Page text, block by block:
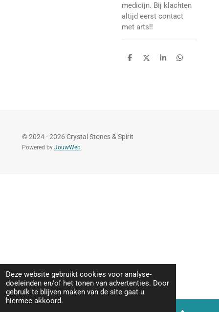
Deze website gebruikt cookies voor analyse-
doeleinden en/of het tonen van advertenties. Door
gebruik te blijven maken van de site gaat u
hiermee akkoord.
medicijn. Bij klachten
altijd eerst contact
met arts!!
D
D
S
D
© 2024 - 2026 Crystal Stones & Spirit
Powered by JouwWeb